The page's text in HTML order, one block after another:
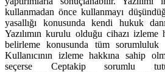
kullanmadan önce kullanmayı
yasallığı konusunda kendi hukuk
Yazılımın kurulu olduğu cihazı izleme
belirleme konusunda tüm
Kullanıcının izleme hakkına sahip
seçerse Ceptakip sorumlu